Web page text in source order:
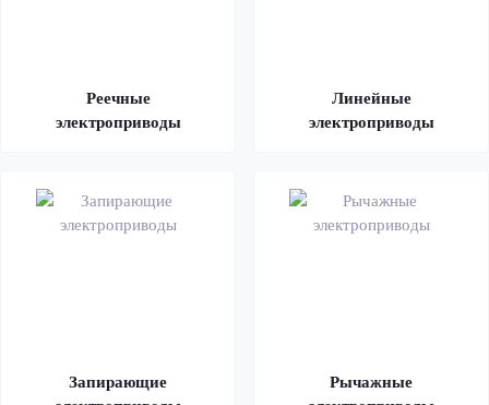
Реечные
электроприводы
Линейные
электроприводы
Запирающие
Рычажные